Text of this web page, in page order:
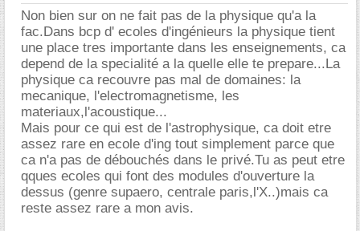
Non bien sur on ne fait pas de la physique qu'a la
fac.Dans bcp d' ecoles d'ingénieurs la physique tient
une place tres importante dans les enseignements, ca
depend de la specialité a la quelle elle te prepare...La
physique ca recouvre pas mal de domaines: la
mecanique, l'electromagnetisme, les
materiaux,l'acoustique...
Mais pour ce qui est de l'astrophysique, ca doit etre
assez rare en ecole d'ing tout simplement parce que
ca n'a pas de débouchés dans le privé.Tu as peut etre
qques ecoles qui font des modules d'ouverture la
dessus (genre supaero, centrale paris,l'X..)mais ca
reste assez rare a mon avis.